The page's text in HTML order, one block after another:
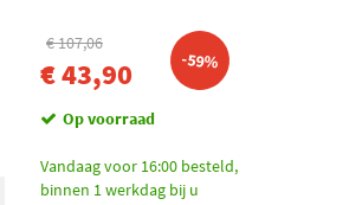
€ 107,06
€ 43,90 -59%
Op voorraad
Vandaag voor 16:00 besteld,
binnen 1 werkdag bij u